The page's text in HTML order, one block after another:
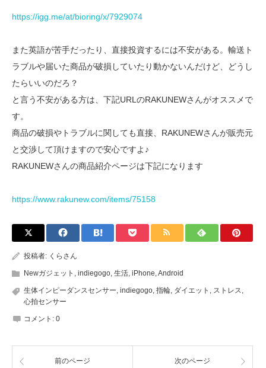
https://igg.me/at/bioring/x/7929074
また英語が苦手だったり、直接投資するには不安がある。輸送ト
ラブルや届いた商品が破損していたり動かないんだけど、どうし
たらいいのだろ？
と言う不安がある方は、下記URLのRAKUNEWさんがオススメで
す。
商品の破損やトラブルに関しても直接、RAKUNEWさんが販売元
と交渉して頂けますので安心ですよ♪
RAKUNEWさんの商品紹介ページは下記になります
https://www.rakunew.com/items/75158
投稿者: くらさん
Newガジェット , indiegogo, 生活, iPhone,Android
生体インピーダンスセンサー, indiegogo, 指輪, ダイエット , ストレス,
心拍センサー
コメント: 0
前のページ 次のページ